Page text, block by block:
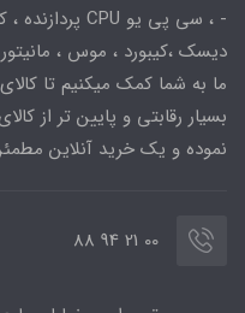
دیسک ،کیبورد ، موس ،
ما به شما کمک میکنیم تا
بسیار رقابتی و پایین تر از
نموده و یک خرید آنلاین
00 21 94 88